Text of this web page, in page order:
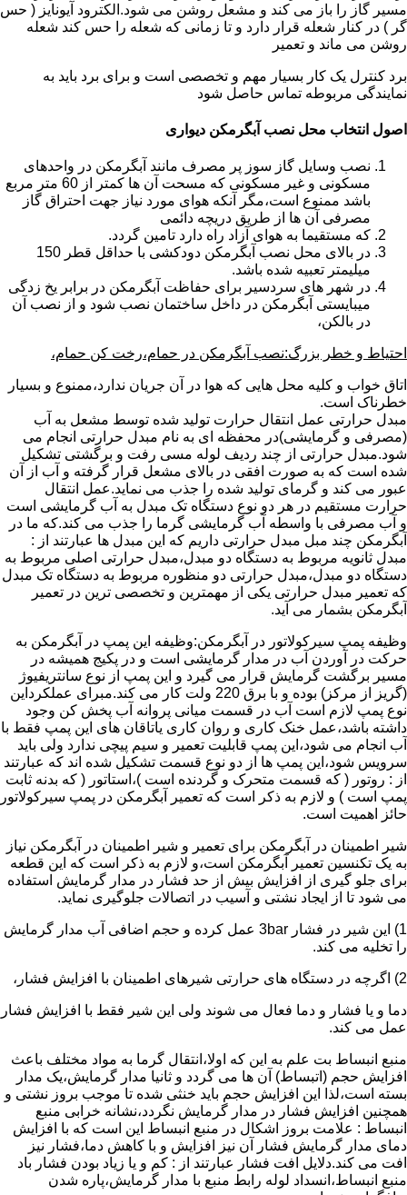
مسیر گاز را باز می کند و مشعل روشن می شود.الکترود آیونایز ( حس
گر ) در کنار شعله قرار دارد و تا زمانی که شعله را حس کند شعله
روشن می ماند و تعمیر
برد کنترل یک کار بسیار مهم و تخصصی است و برای برد باید به
نمایندگی مربوطه تماس حاصل شود
اصول انتخاب محل نصب آبگرمکن دیواری
نصب وسایل گاز سوز پر مصرف مانند آبگرمکن در واحدهای
مسکونی و غیر مسکونی که مسحت آن ها کمتر از 60 متر مربع
باشد ممنوع است،مگر آنکه هوای مورد نیاز جهت احتراق گاز
مصرفی آن ها از طریق دریچه دائمی
که مستقیما به هوای آزاد راه دارد تامین گردد.
در بالای محل نصب آبگرمکن دودکشی با حداقل قطر 150
میلیمتر تعبیه شده باشد.
در شهر های سردسیر برای حفاظت آبگرمکن در برابر یخ زدگی
میبایستی آبگرمکن در داخل ساختمان نصب شود و از نصب آن
در بالکن،
احتیاط و خطر بزرگ:نصب آبگرمکن در حمام،رخت کن حمام،
اتاق خواب و کلیه محل هایی که هوا در آن جریان ندارد،ممنوع و بسیار
خطرناک است.
مبدل حرارتی عمل انتقال حرارت تولید شده توسط مشعل به آب
(مصرفی و گرمایشی)در محفظه ای به نام مبدل حرارتی انجام می
شود.مبدل حرارتی از چند ردیف لوله مسی رفت و برگشتی تشکیل
شده است که به صورت افقی در بالای مشعل قرار گرفته و آب از آن
عبور می کند و گرمای تولید شده را جذب می نماید.عمل انتقال
حرارت مستقیم در هر دو نوع دستگاه تک مبدل به آب گرمایشی است
و آب مصرفی با واسطه آب گرمایشی گرما را جذب می کند.که ما در
آبگرمکن چند مبل مبدل حرارتی داریم که این مبدل ها عبارتند از :
مبدل ثانویه مربوط به دستگاه دو مبدل،مبدل حرارتی اصلی مربوط به
دستگاه دو مبدل،مبدل حرارتی دو منظوره مربوط به دستگاه تک مبدل
که تعمیر مبدل حرارتی یکی از مهمترین و تخصصی ترین در تعمیر
آبگرمکن بشمار می آید.
وظیفه پمپ سیرکولاتور در آبگرمکن:وظیفه این پمپ در آبگرمکن به
حرکت در آوردن آب در مدار گرمایشی است و در پکیج همیشه در
مسیر برگشت گرمایش قرار می گیرد و این پمپ از نوع سانتریفیوژ
(گریز از مرکز) بوده و با برق 220 ولت کار می کند.مبرای عملکرداین
نوع پمپ لازم است آب در قسمت میانی پروانه آب پخش کن وجود
داشته باشد،عمل خنک کاری و روان کاری یاتاقان های این پمپ فقط با
آب انجام می شود،این پمپ قابلیت تعمیر و سیم پیچی ندارد ولی باید
سرویس شود،این پمپ ها از دو نوع قسمت تشکیل شده اند که عبارتند
از : روتور ( که قسمت متحرک و گردنده است )،استاتور ( که بدنه ثابت
پمپ است ) و لازم به ذکر است که تعمیر آبگرمکن در پمپ سیرکولاتور
حائز اهمیت است.
شیر اطمینان در آبگرمکن برای تعمیر و شیر اطمینان در آبگرمکن نیاز
به یک تکنسین تعمیر آبگرمکن است،و لازم به ذکر است که این قطعه
برای جلو گیری از افزایش بیش از حد فشار در مدار گرمایش استفاده
می شود تا از ایجاد نشتی و آسیب در اتصالات جلوگیری نماید.
1) این شیر در فشار 3bar عمل کرده و حجم اضافی آب مدار گرمایش
را تخلیه می کند.
2) اگرچه در دستگاه های حرارتی شیرهای اطمینان با افزایش فشار،
دما و یا فشار و دما فعال می شوند ولی این شیر فقط با افزایش فشار
عمل می کند.
منبع انبساط بت علم به این که اولا،انتقال گرما به مواد مختلف باعث
افزایش حجم (اتبساط) آن ها می گردد و ثانیا مدار گرمایش،یک مدار
بسته است،لذا این افزایش حجم باید خنثی شده تا موجب بروز نشتی و
همچنین افزایش فشار در مدار گرمایش نگردد،نشانه خرابی منبع
انبساط : علامت بروز اشکال در منبع انبساط این است که با افزایش
دمای مدار گرمایش فشار آن نیز افزایش و با کاهش دما،فشار نیز
افت می کند.دلایل افت فشار عبارتند از : کم و یا زیاد بودن فشار باد
منبع انبساط،انسداد لوله رابط منبع با مدار گرمایش،پاره شدن